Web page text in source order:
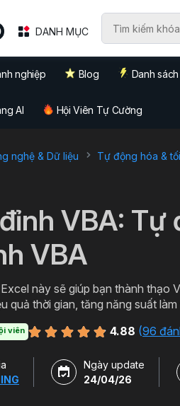
DANH MỤC
nghiệp Blog Danh
AI Hội Viên Tự Cường
nghệ & Dữ liệu Tự động hóa &
VBA: Tự
VBA
này sẽ giúp bạn thành thạo
quả thời gian, tăng năng suất làm
viên 4.88 (96
Ngày update
24/04/26